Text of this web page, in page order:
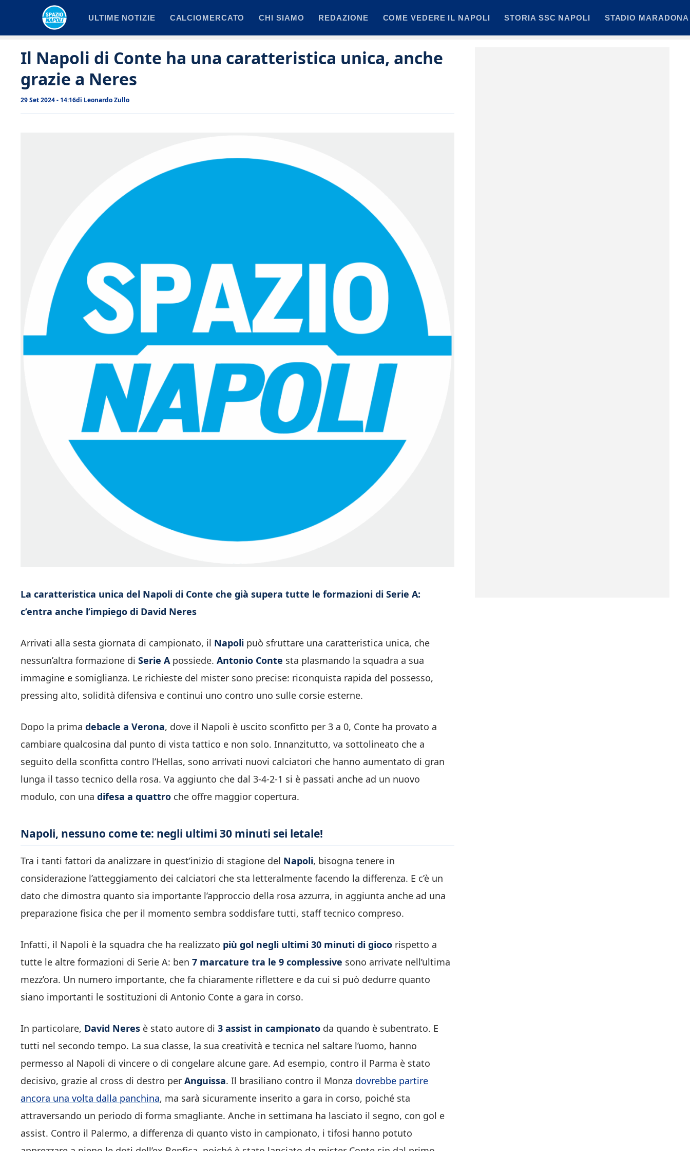
ULTIME NOTIZIE CALCIOMERCATO CHI SIAMO REDAZIONE COME VEDERE IL NAPOLI STORIA SSC NAPOLI STADIO MARADONA
Il Napoli di Conte ha una caratteristica unica, anche
grazie a Neres
29 Set 2024 - 14:16di Leonardo Zullo
La caratteristica unica del Napoli di Conte che già supera tutte le formazioni di Serie A:
c’entra anche l’impiego di David Neres
Arrivati alla sesta giornata di campionato, il Napoli può sfruttare una caratteristica unica, che
nessun’altra formazione di Serie A possiede. Antonio Conte sta plasmando la squadra a sua
immagine e somiglianza. Le richieste del mister sono precise: riconquista rapida del possesso,
pressing alto, solidità difensiva e continui uno contro uno sulle corsie esterne.
Dopo la prima debacle a Verona, dove il Napoli è uscito sconfitto per 3 a 0, Conte ha provato a
cambiare qualcosina dal punto di vista tattico e non solo. Innanzitutto, va sottolineato che a
seguito della sconfitta contro l’Hellas, sono arrivati nuovi calciatori che hanno aumentato di gran
lunga il tasso tecnico della rosa. Va aggiunto che dal 3-4-2-1 si è passati anche ad un nuovo
modulo, con una difesa a quattro che offre maggior copertura.
Napoli, nessuno come te: negli ultimi 30 minuti sei letale!
Tra i tanti fattori da analizzare in quest’inizio di stagione del Napoli, bisogna tenere in
considerazione l’atteggiamento dei calciatori che sta letteralmente facendo la differenza. E c’è un
dato che dimostra quanto sia importante l’approccio della rosa azzurra, in aggiunta anche ad una
preparazione fisica che per il momento sembra soddisfare tutti, staff tecnico compreso.
Infatti, il Napoli è la squadra che ha realizzato più gol negli ultimi 30 minuti di gioco rispetto a
tutte le altre formazioni di Serie A: ben 7 marcature tra le 9 complessive sono arrivate nell’ultima
mezz’ora. Un numero importante, che fa chiaramente riflettere e da cui si può dedurre quanto
siano importanti le sostituzioni di Antonio Conte a gara in corso.
In particolare, David Neres è stato autore di 3 assist in campionato da quando è subentrato. E
tutti nel secondo tempo. La sua classe, la sua creatività e tecnica nel saltare l’uomo, hanno
permesso al Napoli di vincere o di congelare alcune gare. Ad esempio, contro il Parma è stato
decisivo, grazie al cross di destro per Anguissa. Il brasiliano contro il Monza dovrebbe partire
ancora una volta dalla panchina, ma sarà sicuramente inserito a gara in corso, poiché sta
attraversando un periodo di forma smagliante. Anche in settimana ha lasciato il segno, con gol e
assist. Contro il Palermo, a differenza di quanto visto in campionato, i tifosi hanno potuto